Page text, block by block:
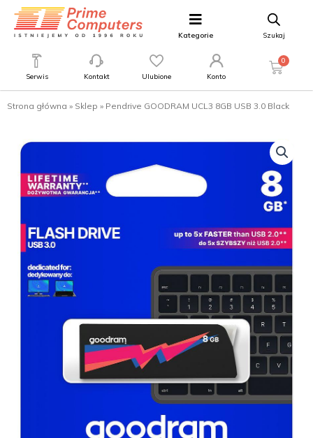
Kategorie Szukaj
Serwis Kontakt Ulubione Konto
0
Strona główna » Sklep » Pendrive GOODRAM UCL3 8GB USB 3.0 Black